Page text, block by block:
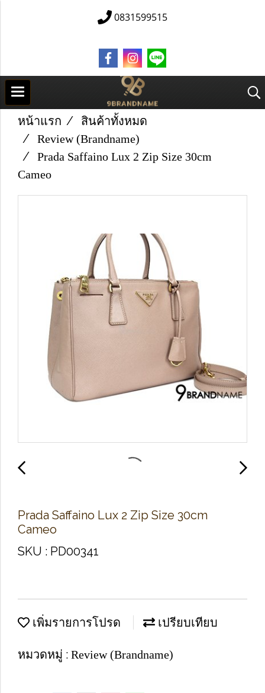
0831599515
หน้าแรก
สินค้าทั้งหมด
Review (Brandname)
Prada Saffaino Lux 2 Zip Size 30cm
Cameo
Prada Saffaino Lux 2 Zip Size 30cm
Cameo
SKU : PD00341
เพิ่มรายการโปรด เปรียบเทียบ
หมวดหมู่ : Review (Brandname)